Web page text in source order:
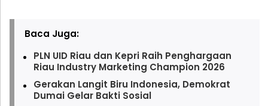
Baca Juga:
PLN UID Riau dan Kepri Raih Penghargaan
Riau Industry Marketing Champion 2026
Gerakan Langit Biru Indonesia, Demokrat
Dumai Gelar Bakti Sosial